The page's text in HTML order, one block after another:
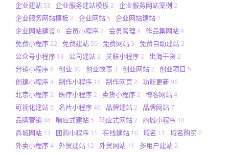
企业建站 53 企业服务建站模板 2 企业服务网站案例 2
企业服务网站模板 2 企业网站 5 企业网站建站2
企业网站建设6 会员小程序2 会员管理 4 作品集网站4
免费小程序22 免费建站 50 免费网站 3 免费自助建站2
公众号小程序 13 公司建站2 关联小程序2 出海干货2
分销小程序6 创业 30 创业故事 3 创业网站2 创业项目 5
创建小程序4 制作小程序 16 制作网页 2 功能更新96
北京小程序2 医疗小程序2 卖货小程序2 博客网站4
可视化建站 5 名片小程序46 品牌建站2 品牌网站7
品牌营销 48 响应式建站 5 响应式网站2 商城小程序 10
商城网站 13 团购小程序 11 在线建站 10 域名 11 域名购买2
外卖小程序4 外贸建站 12 外贸网站 11 多用户建站2